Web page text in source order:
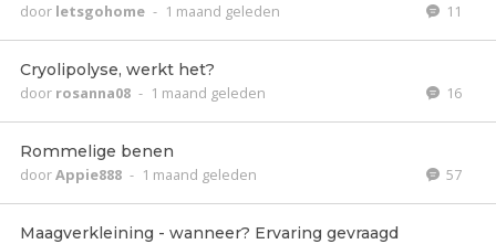
door letsgohome - 1 maand geleden 11
Cryolipolyse, werkt het?
door rosanna08 - 1 maand geleden 16
Rommelige benen
doorAppie888 - 1 maand geleden 57
Maagverkleining - wanneer? Ervaring gevraagd